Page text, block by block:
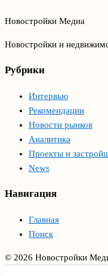
Новостройки Медиа
Новостройки и
Рубрики
Интервью
Рекомендации
Новости рынков
Аналитика
Проекты и
News
Навигация
Главная
Поиск
© 2026 Новостройки